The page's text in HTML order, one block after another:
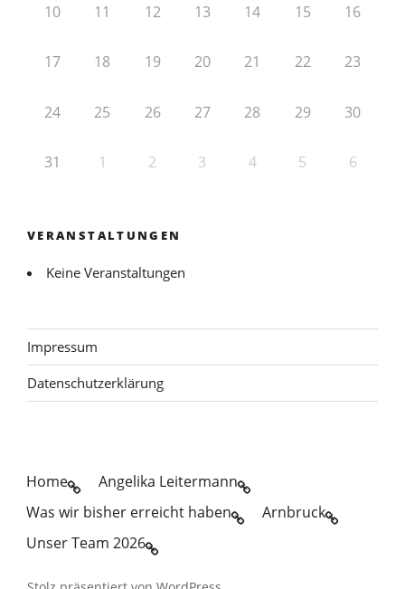
10 11 12 13 14 15 16
17 18 19 20 21 22 23
24 25 26 27 28 29 30
31 1 2 3 4 5 6
VERANSTALTUNGEN
Keine Veranstaltungen
Impressum
Datenschutzerklärung
Home
Angelika Leitermann
Was wir bisher erreicht haben
Arnbruck
Unser Team 2026